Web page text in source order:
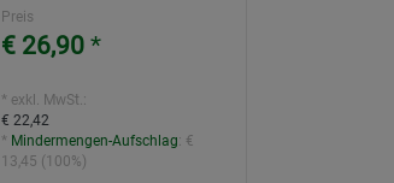
Preis
€ 26,90 *
* exkl. MwSt.:
€ 22,42
* Mindermengen-Aufschlag: €
13,45 (100%)